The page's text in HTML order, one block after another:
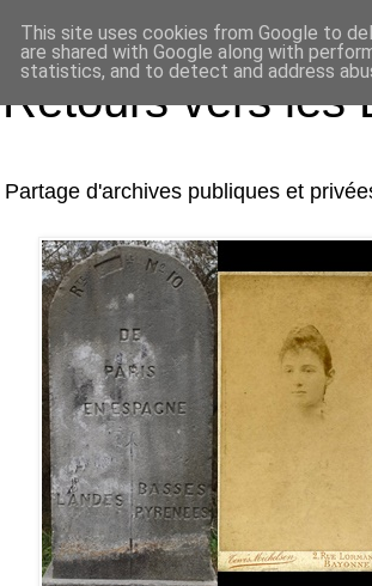
Retours vers les
Partage d'archives publiques et
This site uses cookies from Google to
are shared with Google along with
statistics, and to detect and address